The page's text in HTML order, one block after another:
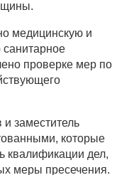
медицинскую и
санитарное
проверке мер по
заместитель
которые
квалификации дел,
меры пресечения.